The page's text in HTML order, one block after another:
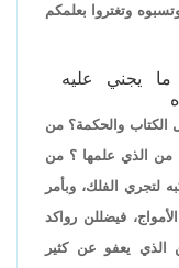
وتغتروا بعلمكم
ما يجني عليه
الكتاب والحكمة؟ من
من الذي علمها ؟ من
لتجري الفلك، وبأمر
فيضللن رواكد
الذي يعفو عن كثير